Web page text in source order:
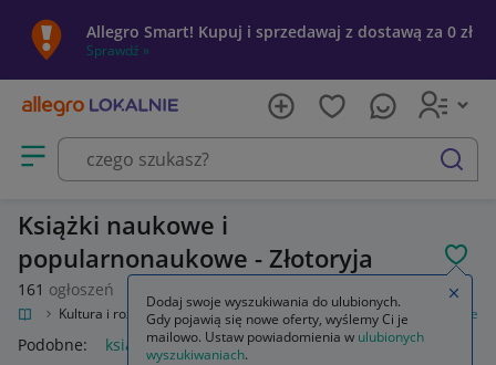
Allegro Smart! Kupuj i sprzedawaj z dostawą za 0 zł
Sprawdź »
Otwórz menu z kategoriami
szukaj
Książki naukowe i
popularnonaukowe - Złotoryja
161 ogłoszeń
Kultura i rozrywka Książki Książki naukowe i popularnonaukowe
Podobne: książki naukowe i popularnonaukowe
Dodaj swoje wyszukiwania do ulubionych.
Gdy pojawią się nowe oferty, wyślemy Ci je
mailowo. Ustaw powiadomienia w ulubionych
wyszukiwaniach.